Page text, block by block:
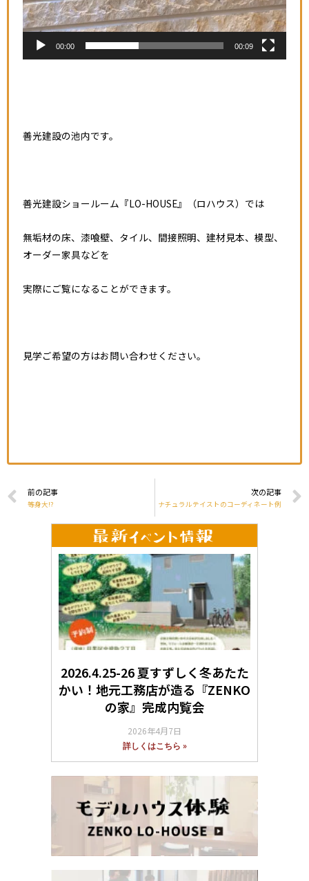
00:00 00:09
善光建設の池内です。
善光建設ショールーム『LO-HOUSE』（ロハウス）では
無垢材の床、漆喰壁、タイル、間接照明、建材見本、模型、
オーダー家具などを
実際にご覧になることができます。
見学ご希望の方はお問い合わせください。
前の記事
等身大!?
次の記事
ナチュラルテイストのコーディネート例
2026.4.25-26 夏すずしく冬あたた
かい！地元工務店が造る『ZENKO
の家』完成内覧会
2026年4月7日
詳しくはこちら »